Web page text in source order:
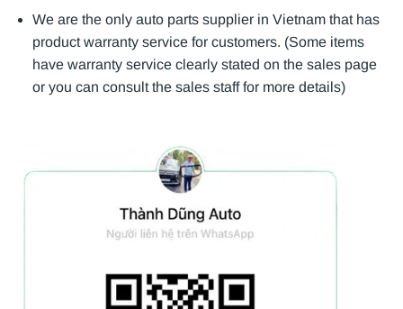
We are the only auto parts supplier in Vietnam that has
product warranty service for customers. (Some items
have warranty service clearly stated on the sales page
or you can consult the sales staff for more details)